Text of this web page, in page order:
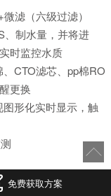
滤（六级过滤）
、制水量，并将进
时监控水质
CTO滤芯、pp棉RO
更换
形化实时显示，触
免费获取方案